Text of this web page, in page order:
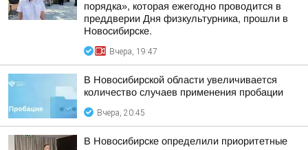
порядка», которая ежегодно проводится в
преддверии Дня физкультурника, прошли в
Новосибирске.
Вчера, 19:47
В Новосибирской области увеличивается
количество случаев применения пробации
Вчера, 20:45
В Новосибирске определили приоритетные